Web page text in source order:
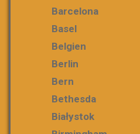
Barcelona
Basel
Belgien
Berlin
Bern
Bethesda
Białystok